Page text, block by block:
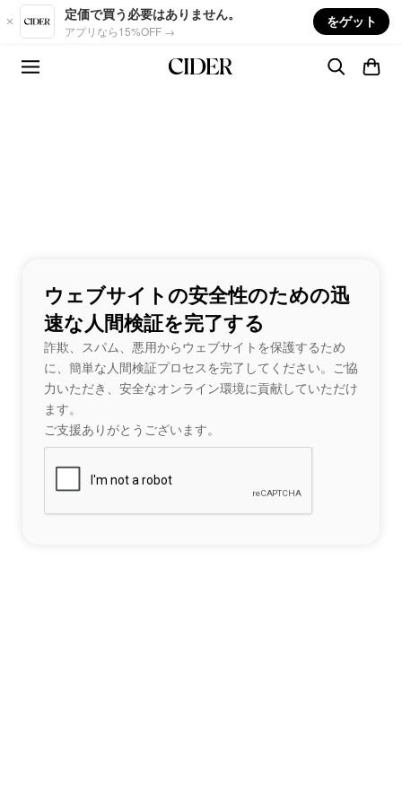
Skip to main content
定価で買う必要はありません。
アプリなら15%OFF →
をゲット
ウェブサイトの安全性のための迅
速な人間検証を完了する
詐欺、スパム、悪用からウェブサイトを保護するため
に、簡単な人間検証プロセスを完了してください。ご協
力いただき、安全なオンライン環境に貢献していただけ
ます。
ご支援ありがとうございます。